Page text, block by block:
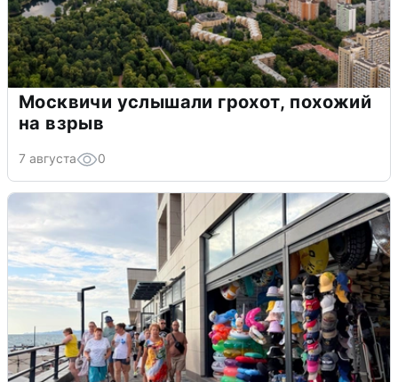
Москвичи услышали грохот, похожий
на взрыв
7 августа 0